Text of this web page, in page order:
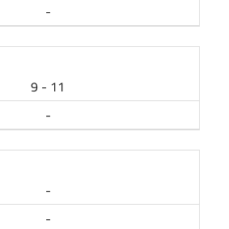
-
9 - 11
-
-
-